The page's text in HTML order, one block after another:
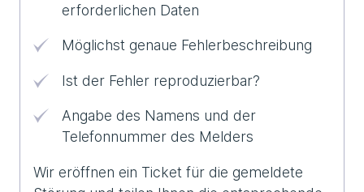
erforderlichen Daten
Möglichst genaue Fehlerbeschreibung
Ist der Fehler reproduzierbar?
Angabe des Namens und der
Telefonnummer des Melders
Wir eröffnen ein Ticket für die gemeldete